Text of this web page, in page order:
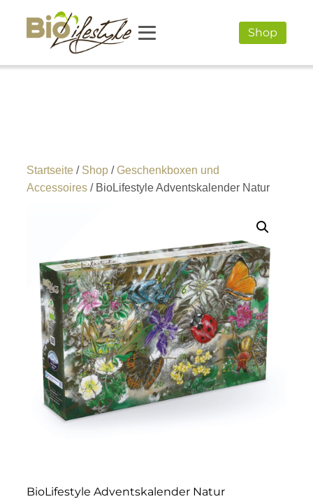
Shop
Startseite / Shop / Geschenkboxen und
Accessoires / BioLifestyle Adventskalender Natur
BioLifestyle Adventskalender Natur